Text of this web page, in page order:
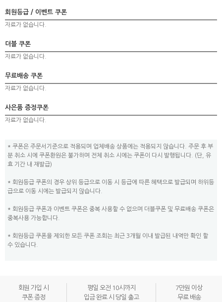
회원등급 / 이벤트 쿠폰
자료가 없습니다.
더블 쿠폰
자료가 없습니다.
무료배송 쿠폰
자료가 없습니다.
사은품 증정쿠폰
자료가 없습니다.
* 쿠폰은 주문서기준으로 적용되며 업체배송 상품에는 적용되지 않습니다. 주문 후 부
분 취소 시에 쿠폰환원은 불가하며 전체 취소 시에는 쿠폰이 다시 발행됩니다. (단, 유
효 기간 내 재발급)
* 회원등급 쿠폰의 경우 상위 등급으로 이동 시 등급에 따른 혜택으로 발급되며 하위등
급으로 이동 시에는 발급되지 않습니다.
* 회원등급 쿠폰과 이벤트 쿠폰은 중복 사용할 수 없으며 더블쿠폰 및 무료배송 쿠폰은
중복사용 가능합니다.
* 회원등급 쿠폰을 제외한 모든 쿠폰 조회는 최근 3개월 이내 발급된 내역만 확인 할
수 있습니다.
회원 가입 시
쿠폰 증정
평일 오전 10시까지
입금 완료 시 당일 출고
7만원 이상
무료 배송